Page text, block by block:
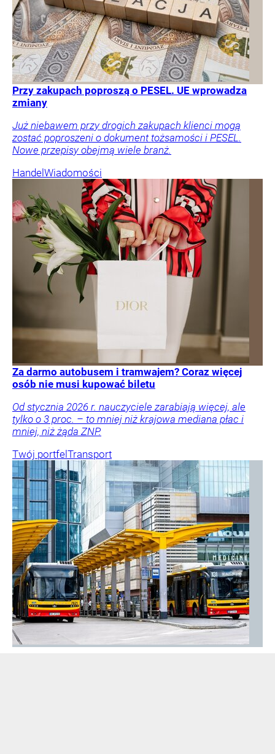
Przy zakupach poproszą o PESEL. UE wprowadza
zmiany
Już niebawem przy drogich zakupach klienci mogą
zostać poproszeni o dokument tożsamości i PESEL.
Nowe przepisy obejmą wiele branż.
Handel Wiadomości
Za darmo autobusem i tramwajem? Coraz więcej
osób nie musi kupować biletu
Od stycznia 2026 r. nauczyciele zarabiają więcej, ale
tylko o 3 proc. – to mniej niż krajowa mediana płac i
mniej, niż żąda ZNP.
Twój portfel Transport